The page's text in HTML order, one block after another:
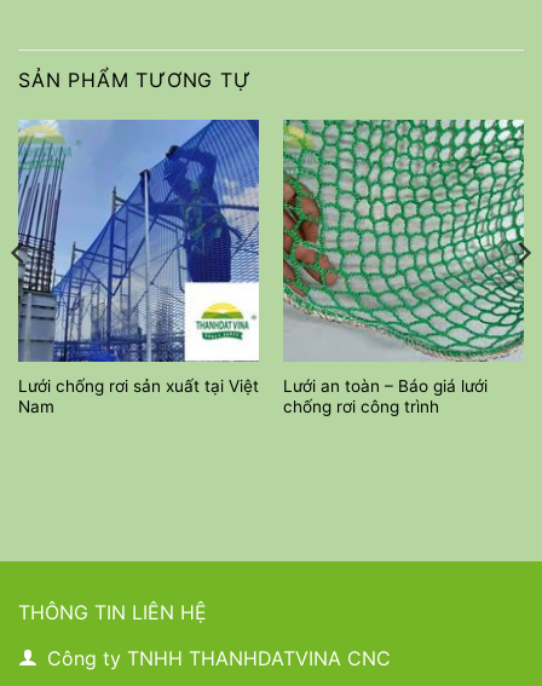
SẢN PHẨM TƯƠNG TỰ
Lưới chống rơi sản xuất tại Việt
Nam
Lưới an toàn – Báo giá lưới
chống rơi công trình
THÔNG TIN LIÊN HỆ
Công ty TNHH THANHDATVINA CNC